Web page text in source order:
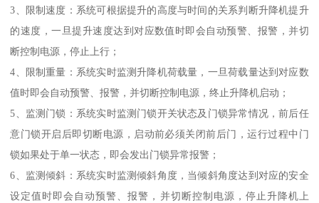
3、限制速度：系统可根据提升的高度与时间的关系判断升降机提升
的速度，一旦提升速度达到对应数值时即会自动预警、报警，并切
断控制电源，停止上行；
4、限制重量：系统实时监测升降机荷载量，一旦荷载量达到对应数
值时即会自动预警、报警，并切断控制电源，终止升降机启动；
5、监测门锁：系统实时监测门锁开关状态及门锁异常情况，前后任
意门锁开启后即切断电源，启动前必须关闭前后门，运行过程中门
锁如果处于单一状态，即会发出门锁异常报警；
6、监测倾斜：系统实时监测倾斜角度，当倾斜角度达到对应的安全
设定值时即会自动预警、报警，并切断控制电源，停止升降机上